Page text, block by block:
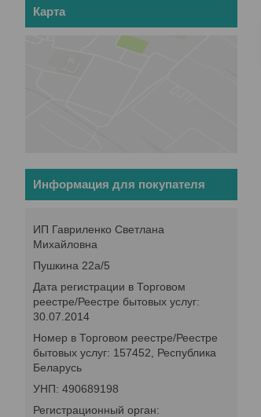
Карта
Информация для покупателя
ИП Гавриленко Светлана
Михайловна
Пушкина 22а/5
Дата регистрации в Торговом
реестре/Реестре бытовых услуг:
30.07.2014
Номер в Торговом реестре/Реестре
бытовых услуг: 157452, Республика
Беларусь
УНП: 490689198
Регистрационный орган: